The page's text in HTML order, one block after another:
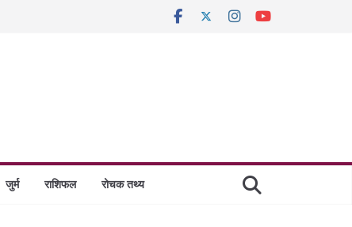
जुर्म राशिफल रोचक तथ्य